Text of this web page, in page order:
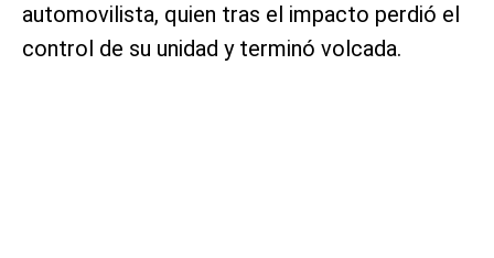
automovilista, quien tras el impacto perdió el
control de su unidad y terminó volcada.